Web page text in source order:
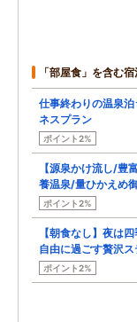
「部屋食」を含む
仕事終わりの温泉
ネスプラン
ポイント2%
【源泉かけ流し/豊
養温泉/量ひかえめ
ポイント2%
【朝食なし】夜は
自由に過ごす贅沢ス
ポイント2%